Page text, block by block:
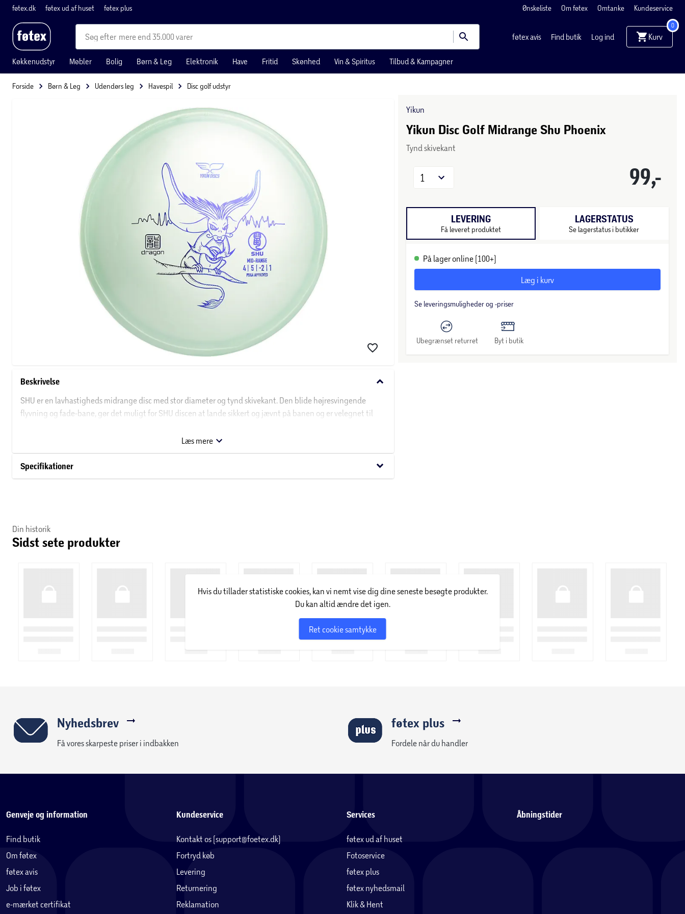
føtex.dk føtex ud af huset føtex plus Ønskeliste Om føtex Omtanke Kundeservice
mere end 35.000 varer føtex avis Find butik Log ind Kurv
0
Køkkenudstyr Møbler Bolig Børn & Leg Elektronik Have Fritid Skønhed Vin & Spiritus Tilbud & Kampagner
Forside Børn & Leg Udendørs leg Havespil Disc golf udstyr
Beskrivelse keyboard_arrow_down
SHU er en lavhastigheds midrange disc med stor diameter og tynd skivekant. Den blide højresvingende
flyvning og fade-bane, gør det muligt for SHU discen at lande sikkert og jævnt på banen og er velegnet til
Læs mere
Specifikationer keyboard_arrow_down
Yikun
Yikun Disc Golf Midrange Shu Phoenix
Tynd skivekant
99,-
1
LEVERING
Få leveret produktet
LAGERSTATUS
Se lagerstatus i butikker
På lager online (100+)
Læg i kurv
Se leveringsmuligheder og -priser
Ubegrænset returret Byt i butik
Din historik
Sidst sete produkter
Hvis du tillader statistiske cookies, kan vi nemt vise dig dine seneste besøgte produkter.
Du kan altid ændre det igen.
Ret cookie samtykke
Nyhedsbrev
Få vores skarpeste priser i indbakken
føtex plus
Fordele når du handler
Genveje og information
Find butik
Om føtex
føtex avis
Job i føtex
e-mærket certifikat
Kundeservice
Kontakt os (support@foetex.dk)
Fortryd køb
Levering
Returnering
Reklamation
Services
føtex ud af huset
Fotoservice
føtex plus
føtex nyhedsmail
Klik & Hent
Åbningstider